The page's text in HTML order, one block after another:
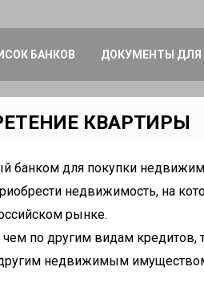
БАНКОВ ДОКУМЕНТЫ ДЛЯ
КВАРТИРЫ
банком для покупки
недвижимость, на
рынке.
по другим видам
недвижимым